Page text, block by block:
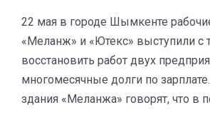
22 мая в городе Шымкенте
«Меланж» и «Ютекс» выступили с
восстановить работ двух
многомесячные долги по
здания «Меланжа» говорят, что в